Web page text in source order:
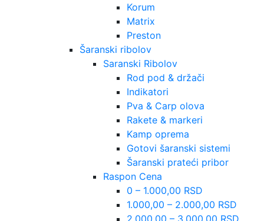
Korum
Matrix
Preston
Šaranski ribolov
Saranski Ribolov
Rod pod & držači
Indikatori
Pva & Carp olova
Rakete & markeri
Kamp oprema
Gotovi šaranski sistemi
Šaranski prateći pribor
Raspon Cena
0 – 1.000,00 RSD
1.000,00 – 2.000,00 RSD
2.000,00 – 3.000,00 RSD